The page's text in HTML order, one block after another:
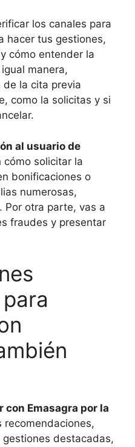
los canales para
hacer tus gestiones,
cómo entender la
manera,
de la cita previa
como la solicitas y si
al usuario de
cómo solicitar la
bonificaciones o
numerosas,
Por otra parte, vas a
fraudes y presentar
con Emasagra por la
recomendaciones,
destacadas,